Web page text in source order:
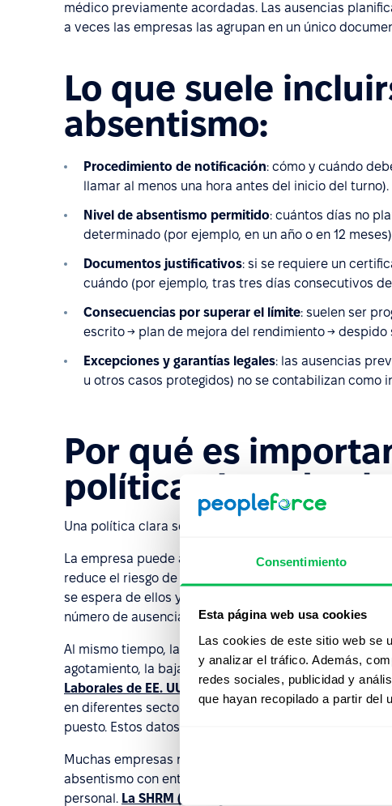
Consentimiento
Esta página web usa cookies
Las cookies de este sitio web se
y analizar el tráfico. Además,
redes sociales, publicidad y
que hayan recopilado a partir del
médico previamente acordadas. Las ausencias
a veces las empresas las agrupan en un único
Lo que suele
absentismo:
Procedimiento de notificación: cómo y cuándo
llamar al menos una hora antes del inicio del turno).
Nivel de absentismo permitido: cuántos días no
determinado (por ejemplo, en un año o en 12
Documentos justificativos: si se requiere un
cuándo (por ejemplo, tras tres días consecutivos
Consecuencias por superar el límite: suelen ser
escrito → plan de mejora del rendimiento → despido
Excepciones y garantías legales: las ausencias
u otros casos protegidos) no se contabilizan como
Por qué es
política clara de
Una política clara sobre el absentismo protege tanto al
La empresa puede actuar de forma coherente y justa
reduce el riesgo de conflictos laborales. Los
se espera de ellos y cuáles son las posibles
número de ausencias.
Al mismo tiempo, las faltas de asistencia frecuentes
agotamiento, la baja motivación o condiciones
Laborales de EE. UU. (U.S. Bureau of Labor Statistics)
en diferentes sectores y muestra que varían
puesto. Estos datos ayudan a las empresas a
Muchas empresas no se limitan únicamente a
absentismo con entrevistas tras la reincorporación
personal. La SHRM (Society for Human Resource